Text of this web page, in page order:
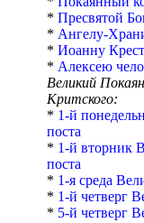
* Пресвятой
* Ангелу-
* Иоанну
* Алексею
Великий
Критского:
* 1-й
поста
* 1-й вторник
поста
* 1-я среда
* 1-й четверг
* 5-й четверг